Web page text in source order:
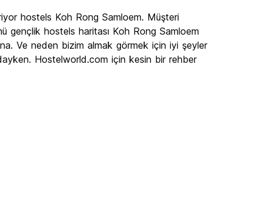
hostels Koh Rong Samloem. Müşteri
gençlik hostels haritası Koh Rong Samloem
Ve neden bizim almak görmek için iyi şeyler
Hostelworld.com için kesin bir rehber